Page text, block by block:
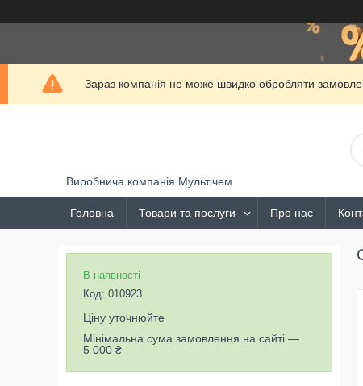
Зараз компанія не може швидко обробляти
Виробнича компанія Мультічем
Головна Товари та послуги Про нас
В наявності
Код: 010923
Ціну уточнюйте
Мінімальна сума замовлення на сайті —
5 000 ₴